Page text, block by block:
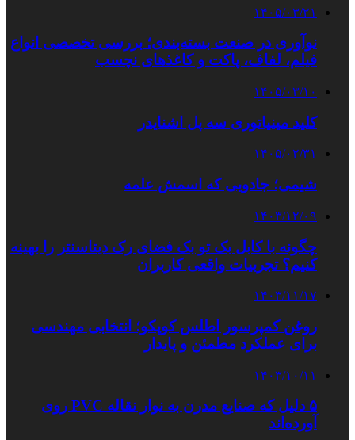
۱۴۰۵/۰۳/۲۱
نوآوری در صنعت بسته‌بندی؛ بررسی تخصصی انواع
فیلم، لفاف، پاکت و کاغذهای نچسب
۱۴۰۵/۰۳/۱۰
کلید مینیاتوری سه پل اشنایدر
۱۴۰۵/۰۲/۳۱
شیمی؛ جادویی که اسمش علمه
۱۴۰۳/۱۲/۰۹
چگونه با کابل بک تو بک فضای رک دیتاسنتر را بهینه
کنیم؟ تجربیات واقعی کاربران
۱۴۰۳/۱۱/۱۷
روغن کمپرسور اطلس کوپکو؛ انتخابی مهندسی
برای عملکرد مطمئن و پایدار
۱۴۰۳/۱۰/۱۱
۵ دلیل که صنایع مدرن به نوار نقاله PVC روی
آورده‌اند